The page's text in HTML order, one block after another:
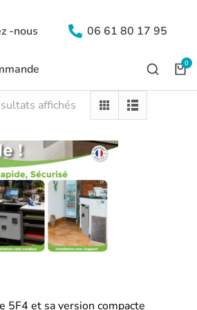
-nous 06 61 80 17 95
affichés
5F4 et sa version compacte